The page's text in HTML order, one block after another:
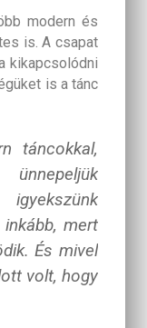
modern és
is. A csapat
kikapcsolódni
is a tánc
táncokkal,
mert
És mivel
volt, hogy